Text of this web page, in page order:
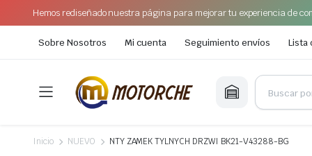
Hemos rediseñado nuestra página para mejorar tu experiencia de
Sobre Nosotros Mi cuenta Seguimiento envíos Lista
Inicio NUEVO NTY ZAMEK TYLNYCH DRZWI BK21-V43288-BG